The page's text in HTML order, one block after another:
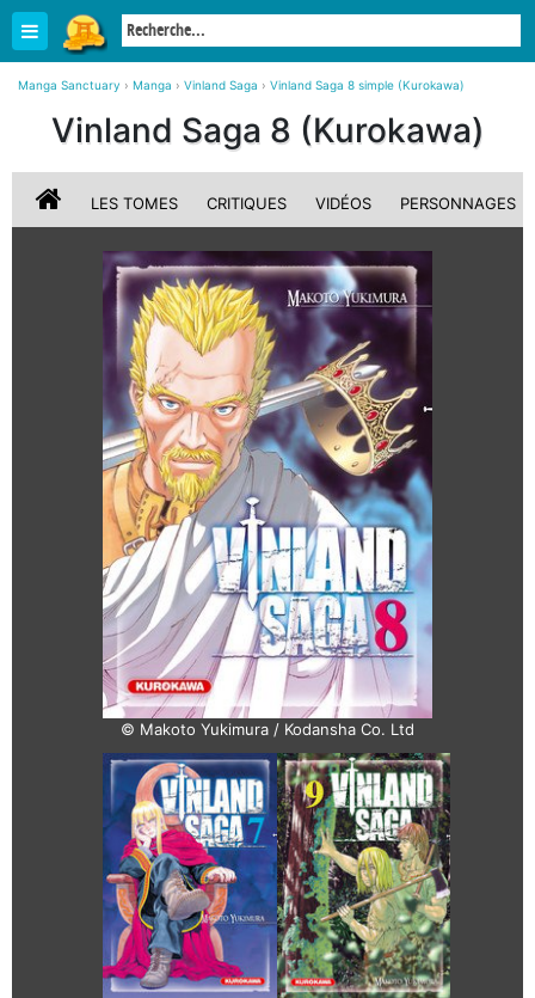
Manga Sanctuary › Manga › Vinland Saga › Vinland Saga 8 simple (Kurokawa)
Vinland Saga 8 (Kurokawa)
LES TOMES CRITIQUES VIDÉOS PERSONNAGES
© Makoto Yukimura / Kodansha Co. Ltd